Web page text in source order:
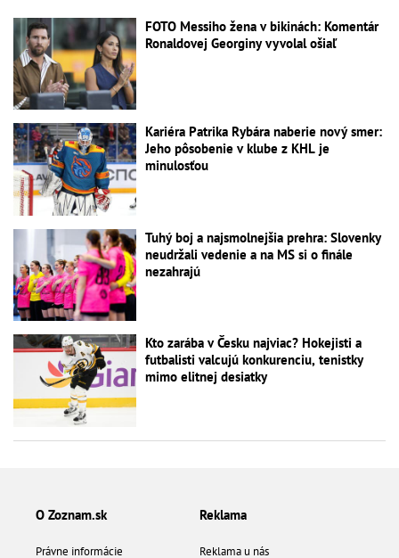
FOTO Messiho žena v bikinách: Komentár
Ronaldovej Georginy vyvolal ošiaľ
Kariéra Patrika Rybára naberie nový smer:
Jeho pôsobenie v klube z KHL je
minulosťou
Tuhý boj a najsmolnejšia prehra: Slovenky
neudržali vedenie a na MS si o finále
nezahrajú
Kto zarába v Česku najviac? Hokejisti a
futbalisti valcujú konkurenciu, tenistky
mimo elitnej desiatky
O Zoznam.sk
Právne informácie
Reklama
Reklama u nás